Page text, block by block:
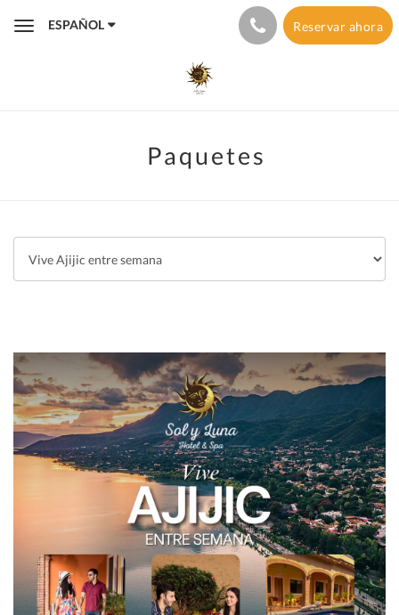
ToggleESPAÑOL Reservar ahora
Paquetes